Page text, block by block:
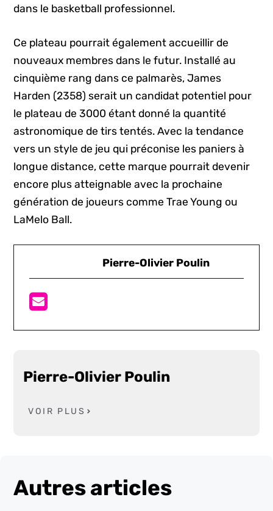
dans le basketball professionnel.
Ce plateau pourrait également accueillir de
nouveaux membres dans le futur. Installé au
cinquième rang dans ce palmarès, James
Harden (2358) serait un candidat potentiel pour
le plateau de 3000 étant donné la quantité
astronomique de tirs tentés. Avec la tendance
vers un style de jeu qui préconise les paniers à
longue distance, cette marque pourrait devenir
encore plus atteignable avec la prochaine
génération de joueurs comme Trae Young ou
LaMelo Ball.
Pierre-Olivier Poulin
Pierre-Olivier Poulin
VOIR PLUS
Autres articles